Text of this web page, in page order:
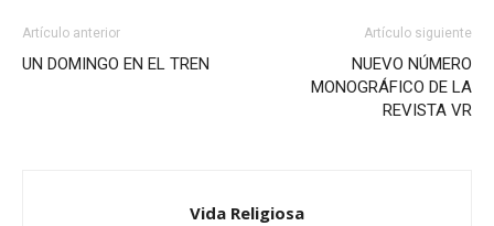
Artículo anterior
UN DOMINGO EN EL TREN
Artículo siguiente
NUEVO NÚMERO
MONOGRÁFICO DE LA
REVISTA VR
Vida Religiosa